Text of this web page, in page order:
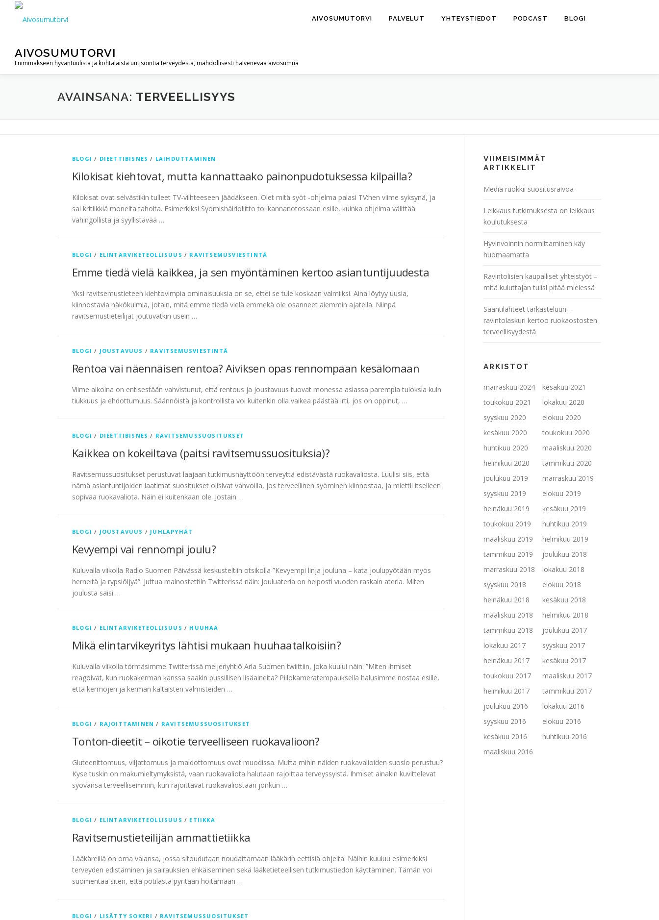
sisältöön
AIVOSUMUTORVI
Enimmäkseen hyväntuulista ja kohtalaista uutisointia terveydestä, mahdollisesti hälvenevää aivosumua
AIVOSUMUTORVI PALVELUT YHTEYSTIEDOT PODCAST BLOGI
AVAINSANA: TERVEELLISYYS
BLOGI / DIEETTIBISNES / LAIHDUTTAMINEN
Kilokisat kiehtovat, mutta kannattaako painonpudotuksessa kilpailla?
Kilokisat ovat selvästikin tulleet TV-viihteeseen jäädäkseen. Olet mitä syöt -ohjelma palasi TV:hen viime syksynä, ja
sai kritiikkiä monelta taholta. Esimerkiksi Syömishäiriöliitto toi kannanotossaan esille, kuinka ohjelma välittää
vahingollista ja syyllistävää …
BLOGI / ELINTARVIKETEOLLISUUS / RAVITSEMUSVIESTINTÄ
Emme tiedä vielä kaikkea, ja sen myöntäminen kertoo asiantuntijuudesta
Yksi ravitsemustieteen kiehtovimpia ominaisuuksia on se, ettei se tule koskaan valmiiksi. Aina löytyy uusia,
kiinnostavia näkökulmia, jotain, mitä emme tiedä vielä emmekä ole osanneet aiemmin ajatella. Niinpä
ravitsemustieteilijät joutuvatkin usein …
BLOGI / JOUSTAVUUS / RAVITSEMUSVIESTINTÄ
Rentoa vai näennäisen rentoa? Aiviksen opas rennompaan kesälomaan
Viime aikoina on entisestään vahvistunut, että rentous ja joustavuus tuovat monessa asiassa parempia tuloksia kuin
tiukkuus ja ehdottumuus. Säännöistä ja kontrollista voi kuitenkin olla vaikea päästää irti, jos on oppinut, …
BLOGI / DIEETTIBISNES / RAVITSEMUSSUOSITUKSET
Kaikkea on kokeiltava (paitsi ravitsemussuosituksia)?
Ravitsemussuositukset perustuvat laajaan tutkimusnäyttöön terveyttä edistävästä ruokavaliosta. Luulisi siis, että
nämä asiantuntijoiden laatimat suositukset olisivat vahvoilla, jos terveellinen syöminen kiinnostaa, ja miettii itselleen
sopivaa ruokavaliota. Näin ei kuitenkaan ole. Jostain …
BLOGI / JOUSTAVUUS / JUHLAPYHÄT
Kevyempi vai rennompi joulu?
Kuluvalla viikolla Radio Suomen Päivässä keskusteltiin otsikolla ”Kevyempi linja jouluna – kata joulupyötään myös
herneitä ja rypsiöljyä”. Juttua mainostettiin Twitterissä näin: Jouluateria on helposti vuoden raskain ateria. Miten
joulusta saisi …
BLOGI / ELINTARVIKETEOLLISUUS / HUUHAA
Mikä elintarvikeyritys lähtisi mukaan huuhaatalkoisiin?
Kuluvalla viikolla törmäsimme Twitterissä meijeriyhtiö Arla Suomen twiittiin, joka kuului näin: ”Miten ihmiset
reagoivat, kun ruokakerman kanssa saakin pussillisen lisäaineita? Piilokameratempauksella halusimme nostaa esille,
että kermojen ja kerman kaltaisten valmisteiden …
BLOGI / RAJOITTAMINEN / RAVITSEMUSSUOSITUKSET
Tonton-dieetit – oikotie terveelliseen ruokavalioon?
Gluteenittomuus, viljattomuus ja maidottomuus ovat muodissa. Mutta mihin näiden ruokavalioiden suosio perustuu?
Kyse tuskin on makumieltymyksistä, vaan ruokavaliota halutaan rajoittaa terveyssyistä. Ihmiset ainakin kuvittelevat
syövänsä terveellisemmin, kun rajoittavat ruokavaliostaan jonkun …
BLOGI / ELINTARVIKETEOLLISUUS / ETIIKKA
Ravitsemustieteilijän ammattietiikka
Lääkäreillä on oma valansa, jossa sitoudutaan noudattamaan lääkärin eettisiä ohjeita. Näihin kuuluu esimerkiksi
terveyden edistäminen ja sairauksien ehkäiseminen sekä lääketieteellisen tutkimustiedon käyttäminen. Tämän voi
suomentaa siten, että potilasta pyritään hoitamaan …
BLOGI / LISÄTTY SOKERI / RAVITSEMUSSUOSITUKSET
VIIMEISIMMÄT
ARTIKKELIT
Media ruokkii suositusraivoa
Leikkaus tutkimuksesta on leikkaus
koulutuksesta
Hyvinvoinnin normittaminen käy
huomaamatta
Ravintolisien kaupalliset yhteistyöt –
mitä kuluttajan tulisi pitää mielessä
Saantilähteet tarkasteluun –
ravintolaskuri kertoo ruokaostosten
terveellisyydestä
ARKISTOT
marraskuu 2024
kesäkuu 2021
toukokuu 2021
lokakuu 2020
syyskuu 2020
elokuu 2020
kesäkuu 2020
toukokuu 2020
huhtikuu 2020
maaliskuu 2020
helmikuu 2020
tammikuu 2020
joulukuu 2019
marraskuu 2019
syyskuu 2019
elokuu 2019
heinäkuu 2019
kesäkuu 2019
toukokuu 2019
huhtikuu 2019
maaliskuu 2019
helmikuu 2019
tammikuu 2019
joulukuu 2018
marraskuu 2018
lokakuu 2018
syyskuu 2018
elokuu 2018
heinäkuu 2018
kesäkuu 2018
maaliskuu 2018
helmikuu 2018
tammikuu 2018
joulukuu 2017
lokakuu 2017
syyskuu 2017
heinäkuu 2017
kesäkuu 2017
toukokuu 2017
maaliskuu 2017
helmikuu 2017
tammikuu 2017
joulukuu 2016
lokakuu 2016
syyskuu 2016
elokuu 2016
kesäkuu 2016
huhtikuu 2016
maaliskuu 2016